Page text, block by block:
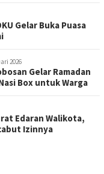
Gelar Buka Puasa
2026
Gelar Ramadan
Box untuk Warga
Edaran Walikota,
Izinnya